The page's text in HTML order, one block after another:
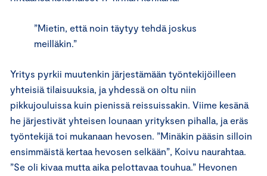
”Mietin, että noin täytyy tehdä joskus
meilläkin.”
Yritys pyrkii muutenkin järjestämään työntekijöilleen
yhteisiä tilaisuuksia, ja yhdessä on oltu niin
pikkujouluissa kuin pienissä reissuissakin. Viime kesänä
he järjestivät yhteisen lounaan yrityksen pihalla, ja eräs
työntekijä toi mukanaan hevosen. ”Minäkin pääsin silloin
ensimmäistä kertaa hevosen selkään”, Koivu naurahtaa.
”Se oli kivaa mutta aika pelottavaa touhua.” Hevonen